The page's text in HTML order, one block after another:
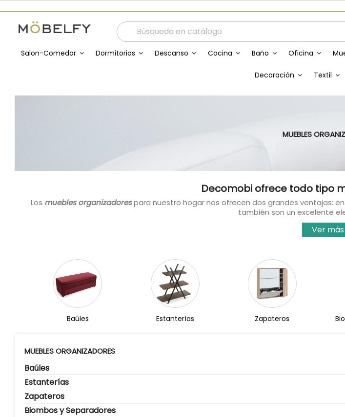
Salon-Comedor Dormitorios Descanso Cocina Baño Oficina
Decoración Textil
MUEBLES
Decomobi ofrece todo tipo
Los muebles organizadorespara nuestro hogar nos ofrecen dos grandes ventajas:
también son un excelente
Ver más
Baúles Estanterías Zapateros
MUEBLES ORGANIZADORES
Baúles
Estanterías
Zapateros
Biombos y Separadores